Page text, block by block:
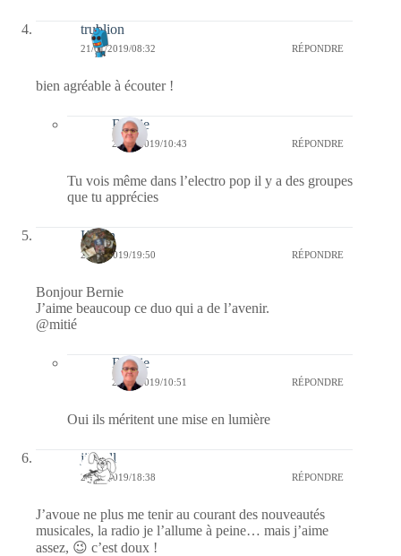
trublion
21/01/2019/08:32 RÉPONDRE
bien agréable à écouter !
Bernie
21/01/2019/10:43 RÉPONDRE
Tu vois même dans l’electro pop il y a des groupes
que tu apprécies
Kévin
20/01/2019/19:50 RÉPONDRE
Bonjour Bernie
J’aime beaucoup ce duo qui a de l’avenir.
@mitié
Bernie
21/01/2019/10:51 RÉPONDRE
Oui ils méritent une mise en lumière
jill bill
20/01/2019/18:38 RÉPONDRE
J’avoue ne plus me tenir au courant des nouveautés
musicales, la radio je l’allume à peine… mais j’aime
assez, 😉 c’est doux !